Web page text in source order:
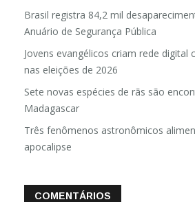
Brasil registra 84,2 mil
Anuário de Segurança Pública
Jovens evangélicos criam rede digital
nas eleições de 2026
Sete novas espécies de rãs são
Madagascar
Três fenômenos astronômicos
apocalipse
COMENTÁRIOS